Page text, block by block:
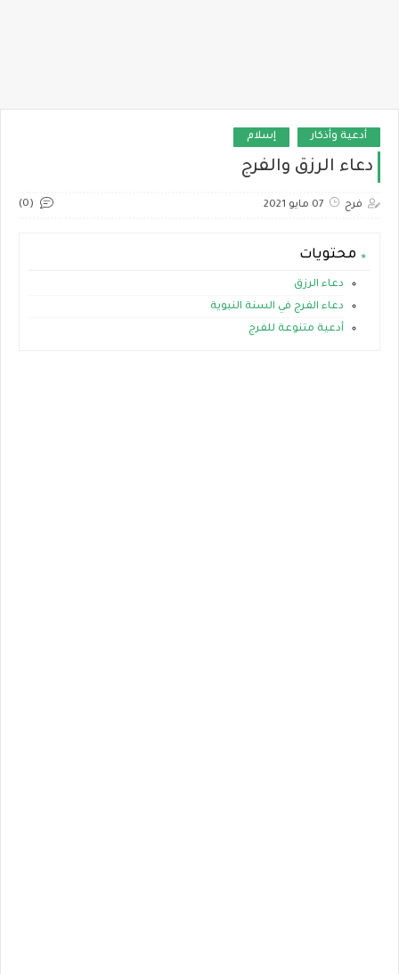
أدعية وأذكار إسلام
دعاء الرزق والفرج
فرح 07 مايو 2021 (0)
محتويات
دعاء الرزق
دعاء الفرج في السنة النبوية
أدعية متنوعة للفرج